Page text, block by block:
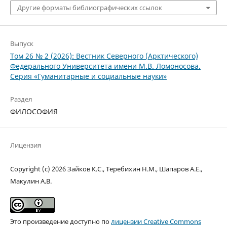
Другие форматы библиографических ссылок
Выпуск
Том 26 № 2 (2026): Вестник Северного (Арктического)
Федерального Университета имени М.В. Ломоносова.
Серия «Гуманитарные и социальные науки»
Раздел
ФИЛОСОФИЯ
Лицензия
Copyright (c) 2026 Зайков К.С., Теребихин Н.М., Шапаров А.Е.,
Макулин А.В.
Это произведение доступно полицензии Creative Commons